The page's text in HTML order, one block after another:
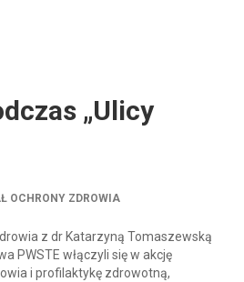
„Ulicy
OCHRONY ZDROWIA
z dr Katarzyną Tomaszewską
PWSTE włączyli się w akcję
i profilaktykę zdrowotną,